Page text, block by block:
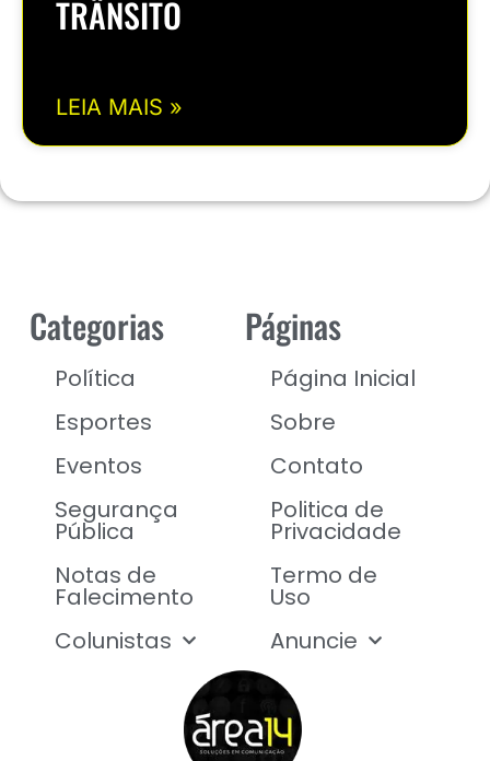
TRÂNSITO
LEIA MAIS »
Categorias
Política
Esportes
Eventos
Segurança
Pública
Notas de
Falecimento
Colunistas
Páginas
Página Inicial
Sobre
Contato
Politica de
Privacidade
Termo de
Uso
Anuncie